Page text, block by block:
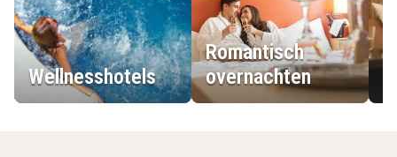
Wellnesshotels
Romantisch
overnachten